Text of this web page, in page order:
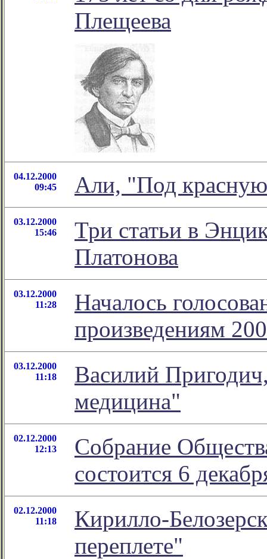
Плещеева
04.12.2000
09:45
Али, "Под
03.12.2000
15:46
Три статьи в
Платонова
03.12.2000
11:28
Началось
произведениям
03.12.2000
11:18
Василий
медицина"
02.12.2000
12:13
Собрание
состоится 6
02.12.2000
11:18
Кирилло-
переплете"